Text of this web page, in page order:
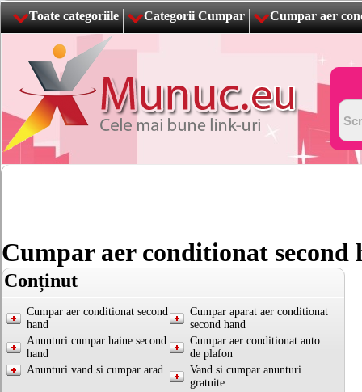
Toate categoriile Categorii Cumpar Cumpar aer
Cumpar aer conditionat second
Conținut
Cumpar aer conditionat second
hand
Cumpar aparat aer conditionat
second hand
Anunturi cumpar haine second
hand
Cumpar aer conditionat auto
de plafon
Anunturi vand si cumpar arad
Vand si cumpar anunturi
gratuite